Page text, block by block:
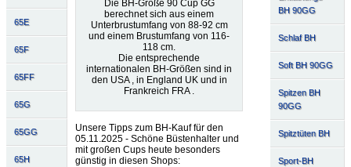
65E
65F
65FF
65G
65GG
65H
BH 90GG
Schlaf BH
Soft BH 90GG
Spitzen BH
90GG
Spitztüten BH
Sport-BH
Die BH-Größe 90 Cup GG
berechnet sich aus einem
Unterbrustumfang von 88-92 cm
und einem Brustumfang von 116-
118 cm.
Die entsprechende
internationalen BH-Größen sind in
den USA , in England UK und in
Frankreich FRA .
Unsere Tipps zum BH-Kauf für den
05.11.2025 - Schöne Büstenhalter und
mit großen Cups heute besonders
günstig in diesen Shops: